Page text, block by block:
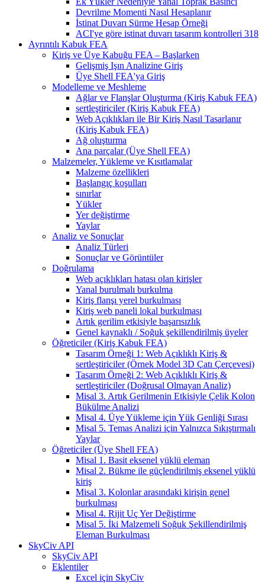
Devrilme Momenti Nasıl Hesaplanır
İstinat Duvarı Sürme Hesap Örneği
ACI'ye göre istinat duvarı tasarım kontrolleri 318
Ayrıntılı Kabuk FEA
Kiriş ve Üye Kabuğu FEA – Başlarken
Gelişmiş Işın Analizine Giriş
Üye Shell FEA'ya Giriş
Modelleme ve Meshleme
Ağlar ve Flanşlar Oluşturma (Kiriş Kabuk FEA)
sertleştiriciler (Kiriş Kabuk FEA)
Web Açıklıkları ile Bir Kiriş Nasıl Tasarlanır
(Kiriş Kabuk FEA)
Ağ oluşturma
Ana parçalar (Üye Shell FEA)
Malzemeler, Yükleme ve Kısıtlamalar
Malzeme özellikleri
Başlangıç ​​koşulları
sınırlar
Yükler
Yer değiştirme
Yaylar
Analiz ve Sonuçlar
Analiz Türleri
Sonuçlar ve Görüntüler
Doğrulama
Web açıklıkları hatası olan kirişler
Yanal burulmalı burkulma
Kiriş flanşı yerel burkulması
Kiriş web paneli lokal burkulması
Artık gerilim etkisiyle başarısızlık
Genel kaynaklı / Soğuk şekillendirilmiş üyeler
Öğreticiler (Kiriş Kabuk FEA)
Tasarım Örneği 1: Web Açıklıklı Kiriş &
sertleştiriciler (Örnek Model 3D Çatı Çerçevesi)
Tasarım Örneği 2: Web Açıklıklı Kiriş &
sertleştiriciler (Doğrusal Olmayan Analiz)
Misal 3. Artık Gerilmenin Etkisiyle Çelik Kolon
Bükülme Analizi
Misal 4. Üye Yükleme için Yük Genliği Sırası
Misal 5. Temas Analizi için Yalnızca Sıkıştırmalı
Yaylar
Öğreticiler (Üye Shell FEA)
Misal 1. Basit eksenel yüklü eleman
Misal 2. Bükme ile güçlendirilmiş eksenel yüklü
kiriş
Misal 3. Kolonlar arasındaki kirişin genel
burkulması
Misal 4. Rijit Uç Yer Değiştirme
Misal 5. İki Malzemeli Soğuk Şekillendirilmiş
Eleman Burkulması
SkyCiv API
SkyCiv API
Eklentiler
Excel için SkyCiv